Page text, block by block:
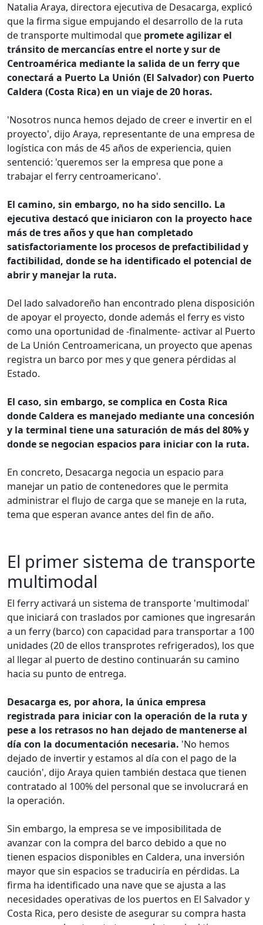
Natalia Araya, directora ejecutiva de Desacarga, explicó
que la firma sigue empujando el desarrollo de la ruta
de transporte multimodal que promete agilizar el
tránsito de mercancías entre el norte y sur de
Centroamérica mediante la salida de un ferry que
conectará a Puerto La Unión (El Salvador) con Puerto
Caldera (Costa Rica) en un viaje de 20 horas.
'Nosotros nunca hemos dejado de creer e invertir en el
proyecto', dijo Araya, representante de una empresa de
logística con más de 45 años de experiencia, quien
sentenció: 'queremos ser la empresa que pone a
trabajar el ferry centroamericano'.
El camino, sin embargo, no ha sido sencillo. La
ejecutiva destacó que iniciaron con la proyecto hace
más de tres años y que han completado
satisfactoriamente los procesos de prefactibilidad y
factibilidad, donde se ha identificado el potencial de
abrir y manejar la ruta.
Del lado salvadoreño han encontrado plena disposición
de apoyar el proyecto, donde además el ferry es visto
como una oportunidad de -finalmente- activar al Puerto
de La Unión Centroamericana, un proyecto que apenas
registra un barco por mes y que genera pérdidas al
Estado.
El caso, sin embargo, se complica en Costa Rica
donde Caldera es manejado mediante una concesión
y la terminal tiene una saturación de más del 80% y
donde se negocian espacios para iniciar con la ruta.
En concreto, Desacarga negocia un espacio para
manejar un patio de contenedores que le permita
administrar el flujo de carga que se maneje en la ruta,
tema que esperan avance antes del fin de año.
El primer sistema de transporte
multimodal
El ferry activará un sistema de transporte 'multimodal'
que iniciará con traslados por camiones que ingresarán
a un ferry (barco) con capacidad para transportar a 100
unidades (20 de ellos transprotes refrigerados), los que
al llegar al puerto de destino continuarán su camino
hacia su punto de entrega.
Desacarga es, por ahora, la única empresa
registrada para iniciar con la operación de la ruta y
pese a los retrasos no han dejado de mantenerse al
día con la documentación necesaria. 'No hemos
dejado de invertir y estamos al día con el pago de la
caución', dijo Araya quien también destaca que tienen
contratado al 100% del personal que se involucrará en
la operación.
Sin embargo, la empresa se ve imposibilitada de
avanzar con la compra del barco debido a que no
tienen espacios disponibles en Caldera, una inversión
mayor que sin espacios se traduciría en pérdidas. La
firma ha identificado una nave que se ajusta a las
necesidades operativas de los puertos en El Salvador y
Costa Rica, pero desiste de asegurar su compra hasta